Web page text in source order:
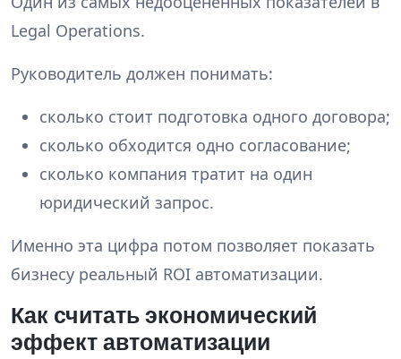
Legal Operations.
Руководитель должен понимать:
сколько стоит подготовка одного договора;
сколько обходится одно согласование;
сколько компания тратит на один
юридический запрос.
Именно эта цифра потом позволяет показать
бизнесу реальный ROI автоматизации.
Как считать экономический
эффект автоматизации